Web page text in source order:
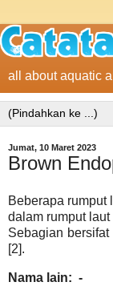
all about aquatic
Jumat, 10 Maret 2023
Brown
Beberapa rumput
dalam rumput
Sebagian
[2].
Nama lain: -